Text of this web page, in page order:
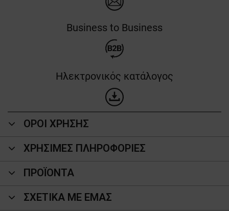
Business to Business
Ηλεκτρονικός κατάλογος
ΟΡΟΙ ΧΡΗΣΗΣ
ΧΡΗΣΙΜΕΣ ΠΛΗΡΟΦΟΡΙΕΣ
ΠΡΟΪΌΝΤΑ
ΣΧΕΤΙΚΑ ΜΕ ΕΜΑΣ